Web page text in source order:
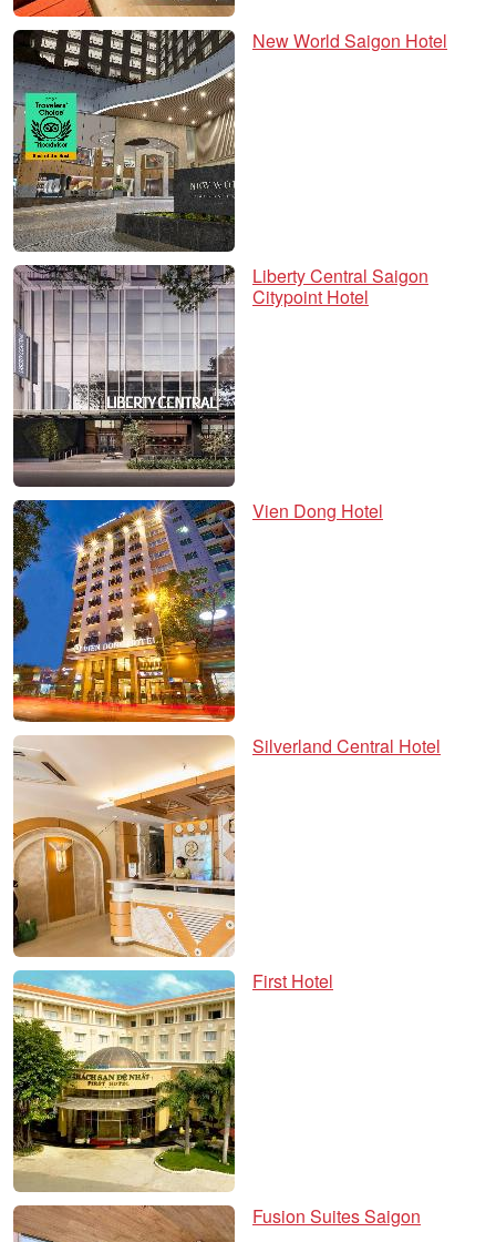
New World Saigon Hotel
Liberty Central Saigon
Citypoint Hotel
Vien Dong Hotel
Silverland Central Hotel
First Hotel
Fusion Suites Saigon